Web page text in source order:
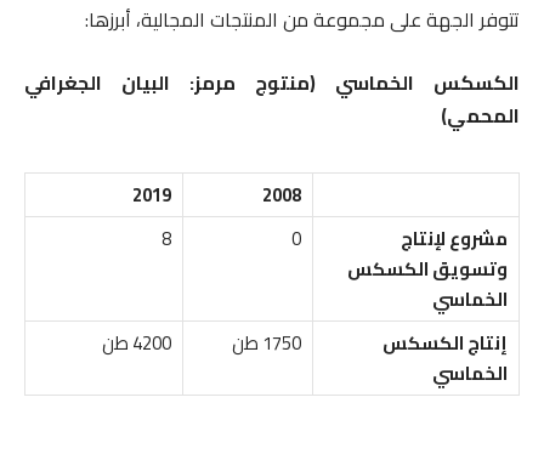
تتوفر الجهة على مجموعة من المنتجات المجالية، أبرزها:
الكسكس الخماسي (منتوج مرمز: البيان الجغرافي
المحمي)
2008
2019
مشروع لإنتاج
وتسويق الكسكس
الخماسي
0
8
إنتاج الكسكس
الخماسي
1750 طن 4200 طن